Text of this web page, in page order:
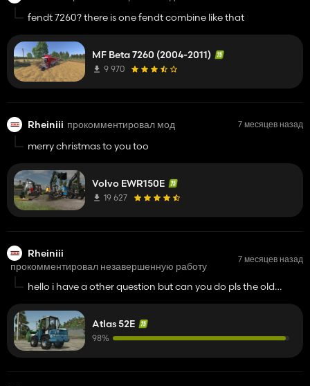
fendt 7260? there is one fendt combine like that
MF Beta 7260 (2004-2011)
9 970
Rheiniii прокомментировал мод 7 месяцев назад
merry christmas to you too
Volvo EWR150E
19 627
Rheiniii
прокомментировал незавершенную работу
7 месяцев назад
hello i have a other question but can you do pls the old
Atlas 52E
98%